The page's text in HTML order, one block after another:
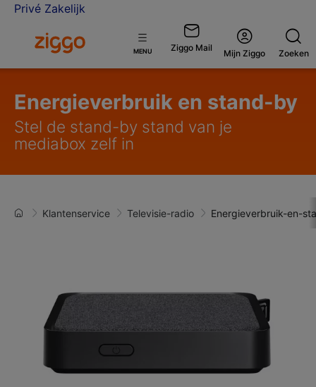
Privé Zakelijk
Ga naar de Ziggo homepage
MENU Ziggo Mail Open
Mijn Ziggo
Zoeken
Energieverbruik en stand-by
Stel de stand-by stand van je
mediabox zelf in
Klantenservice Televisie-radio Energieverbruik-en-